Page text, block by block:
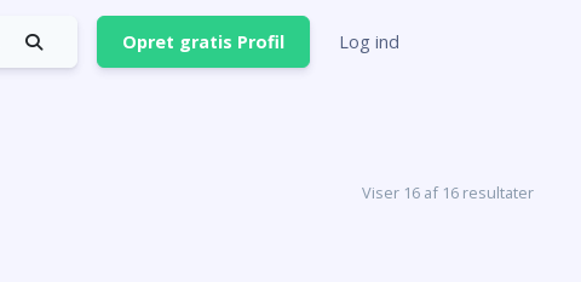
Opret gratis Profil Log ind
Viser 16 af 16 resultater